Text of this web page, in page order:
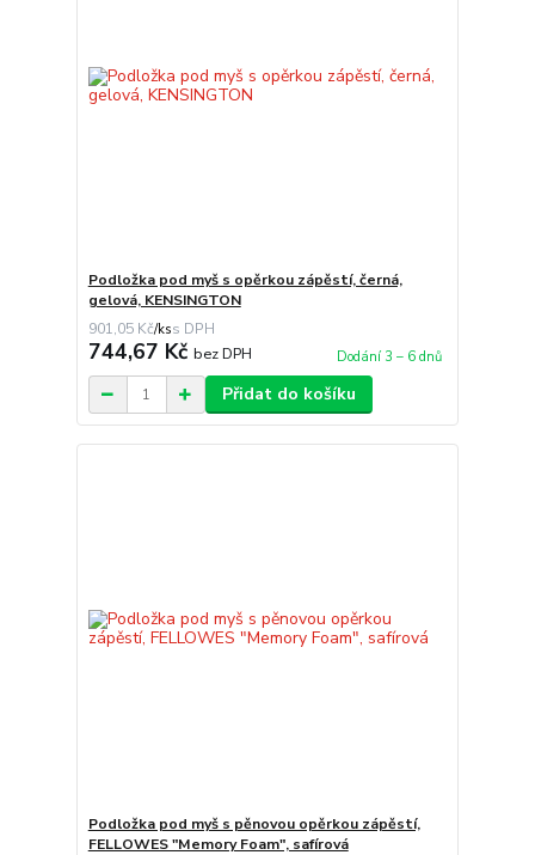
Podložka pod myš s opěrkou zápěstí, černá,
gelová, KENSINGTON
901,05 Kč/ks
744,67 Kč bez DPH Dodání 3 – 6 dnů
Přidat do košíku
Podložka pod myš s pěnovou opěrkou zápěstí,
FELLOWES "Memory Foam", safírová